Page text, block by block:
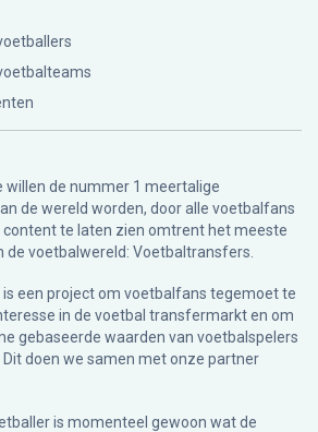
willen de nummer 1 meertalige
de wereld worden, door alle voetbalfans
content te laten zien omtrent het meeste
de voetbalwereld: Voetbaltransfers.
is een project om voetbalfans tegemoet te
in de voetbal transfermarkt en om
gebaseerde waarden van voetbalspelers
Dit doen we samen met onze partner
is momenteel gewoon wat de